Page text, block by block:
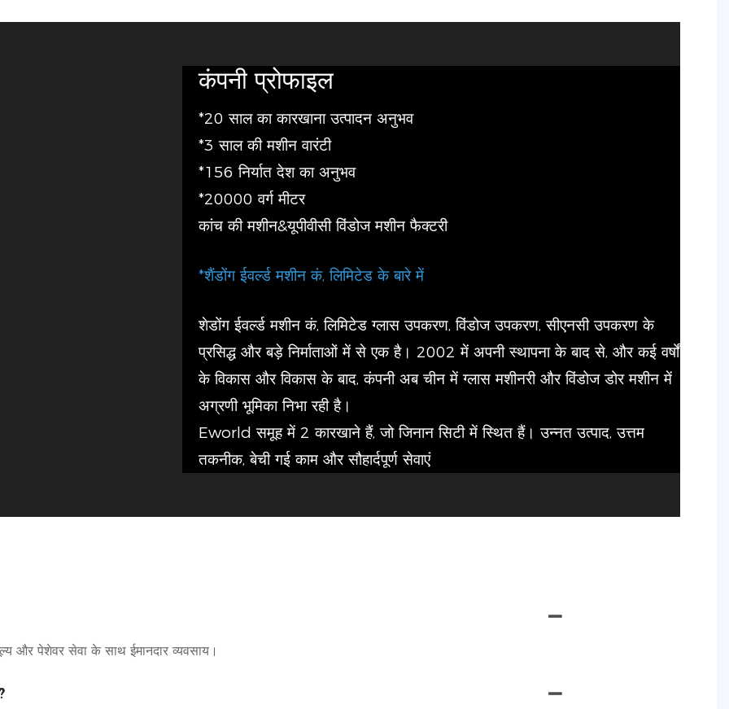
कंपनी प्रोफाइल
*20 साल का कारखाना उत्पादन अनुभव
*3 साल की मशीन वारंटी
*156 निर्यात देश का अनुभव
*20000 वर्ग मीटर
कांच की मशीन&यूपीवीसी विंडोज मशीन फैक्टरी
*शैंडोंग ईवर्ल्ड मशीन कं, लिमिटेड के बारे में
शेडोंग ईवर्ल्ड मशीन कं, लिमिटेड ग्लास उपकरण, विंडोज उपकरण, सीएनसी उपकरण के
प्रसिद्ध और बड़े निर्माताओं में से एक है। 2002 में अपनी स्थापना के बाद से, और कई वर्षों
के विकास और विकास के बाद, कंपनी अब चीन में ग्लास मशीनरी और विंडोज डोर मशीन में
अग्रणी भूमिका निभा रही है।
Eworld समूह में 2 कारखाने हैं, जो जिनान सिटी में स्थित हैं। उन्नत उत्पाद, उत्तम
तकनीक, बेची गई काम और सौहार्दपूर्ण सेवाएं
और पेशेवर सेवा के साथ ईमानदार व्यवसाय।